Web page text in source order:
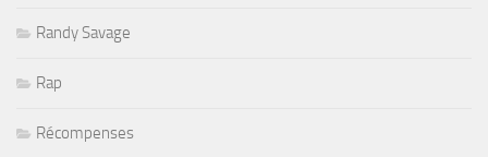
Randy Savage
Rap
Récompenses